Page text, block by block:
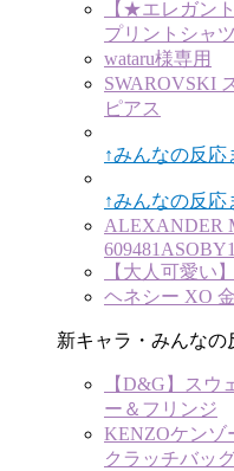
【★エレガン
プリントシャ
wataru様専用
SWAROVSKI
ピアス
↑みんなの反応
↑みんなの反応
ALEXANDER
【大人可愛い
ヘネシー XO
新キャラ・みんなの
【D&G】ス
ー＆フリンジ
KENZOケンゾ
クラッチバッ